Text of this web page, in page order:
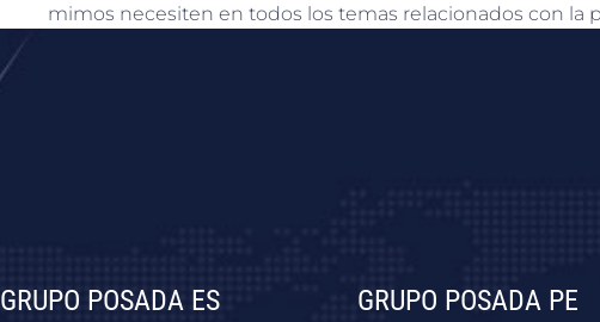
mimos necesiten en todos los temas relacionados con la
GRUPO POSADA ES GRUPO POSADA PE